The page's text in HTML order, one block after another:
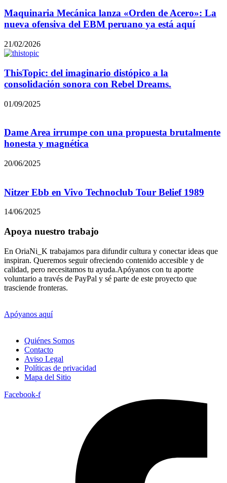
Maquinaria Mecánica lanza «Orden de Acero»: La
nueva ofensiva del EBM peruano ya está aquí
21/02/2026
ThisTopic: del imaginario distópico a la
consolidación sonora con Rebel Dreams.
01/09/2025
Dame Area irrumpe con una propuesta brutalmente
honesta y magnética
20/06/2025
Nitzer Ebb en Vivo Technoclub Tour Belief 1989
14/06/2025
Apoya nuestro trabajo
En OriaNi_K trabajamos para difundir cultura y conectar ideas que
inspiran. Queremos seguir ofreciendo contenido accesible y de
calidad, pero necesitamos tu ayuda.Apóyanos con tu aporte
voluntario a través de PayPal y sé parte de este proyecto que
trasciende fronteras.
Apóyanos aquí
Quiénes Somos
Contacto
Aviso Legal
Políticas de privacidad
Mapa del Sitio
Facebook-f